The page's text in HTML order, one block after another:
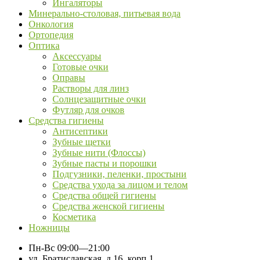
Ингаляторы
Минерально-столовая, питьевая вода
Онкология
Ортопедия
Оптика
Аксессуары
Готовые очки
Оправы
Растворы для линз
Солнцезащитные очки
Футляр для очков
Средства гигиены
Антисептики
Зубные щетки
Зубные нити (Флоссы)
Зубные пасты и порошки
Подгузники, пеленки, простыни
Средства ухода за лицом и телом
Средства общей гигиены
Средства женской гигиены
Косметика
Ножницы
Пн-Вс 09:00—21:00